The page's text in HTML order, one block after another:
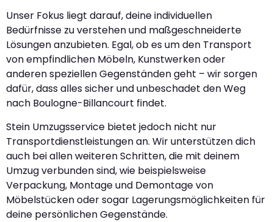
Unser Fokus liegt darauf, deine individuellen
Bedürfnisse zu verstehen und maßgeschneiderte
Lösungen anzubieten. Egal, ob es um den Transport
von empfindlichen Möbeln, Kunstwerken oder
anderen speziellen Gegenständen geht – wir sorgen
dafür, dass alles sicher und unbeschadet den Weg
nach Boulogne-Billancourt findet.
Stein Umzugsservice bietet jedoch nicht nur
Transportdienstleistungen an. Wir unterstützen dich
auch bei allen weiteren Schritten, die mit deinem
Umzug verbunden sind, wie beispielsweise
Verpackung, Montage und Demontage von
Möbelstücken oder sogar Lagerungsmöglichkeiten für
deine persönlichen Gegenstände.